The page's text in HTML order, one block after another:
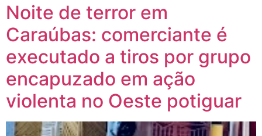
Noite de terror em
Caraúbas: comerciante é
executado a tiros por grupo
encapuzado em ação
violenta no Oeste potiguar